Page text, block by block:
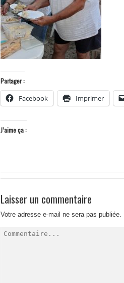
Partager :
Facebook Imprimer
J’aime ça :
Laisser un commentaire
Votre adresse e-mail ne sera pas publiée.